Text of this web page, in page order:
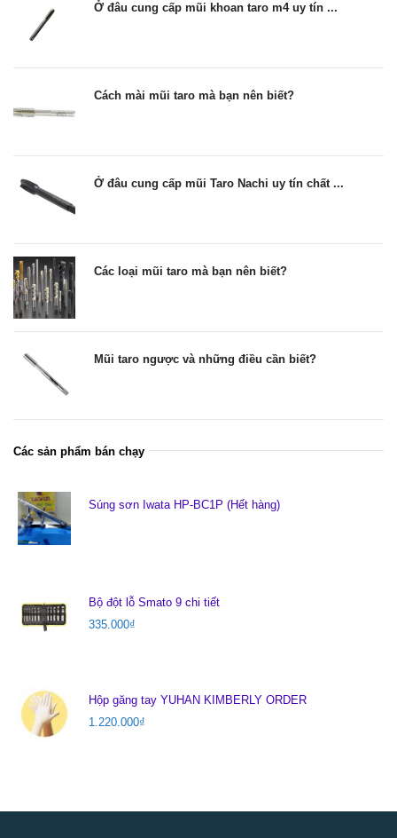
Ở đâu cung cấp mũi khoan taro m4 uy tín ...
Cách mài mũi taro mà bạn nên biết?
Ở đâu cung cấp mũi Taro Nachi uy tín chất ...
Các loại mũi taro mà bạn nên biết?
Mũi taro ngược và những điều cần biết?
Các sản phẩm bán chạy
Súng sơn Iwata HP-BC1P (Hết hàng)
Bộ đột lỗ Smato 9 chi tiết
335.000₫
Hộp găng tay YUHAN KIMBERLY ORDER
1.220.000₫